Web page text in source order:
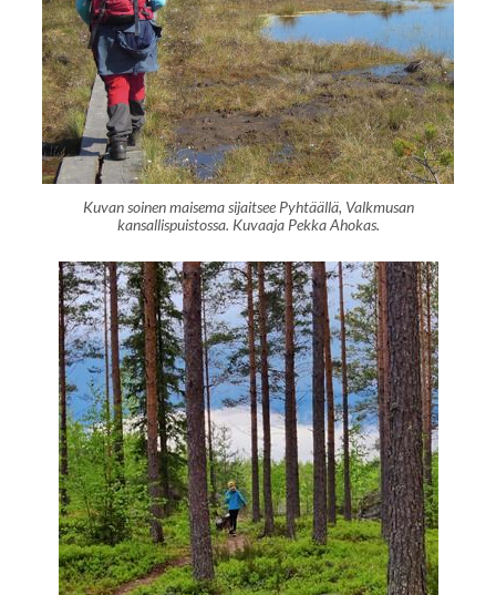
Kuvan soinen maisema sijaitsee Pyhtäällä, Valkmusan
kansallispuistossa. Kuvaaja Pekka Ahokas.